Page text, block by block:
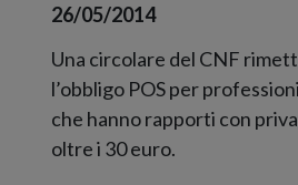
26/05/2014
Una circolare del CNF
l’obbligo POS per
che hanno rapporti con
oltre i 30 euro.